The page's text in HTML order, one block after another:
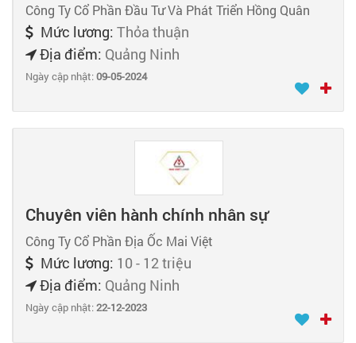
Công Ty Cổ Phần Đầu Tư Và Phát Triển Hồng Quân
Mức lương: Thỏa thuận
Địa điểm: Quảng Ninh
Ngày cập nhật:09-05-2024
Chuyên viên hành chính nhân sự
Công Ty Cổ Phần Địa Ốc Mai Việt
Mức lương: 10 - 12 triệu
Địa điểm: Quảng Ninh
Ngày cập nhật:22-12-2023